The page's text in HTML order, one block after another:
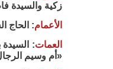
زكية والسيدة
الأعمام: الحاج
العمات:
«أم وسيم